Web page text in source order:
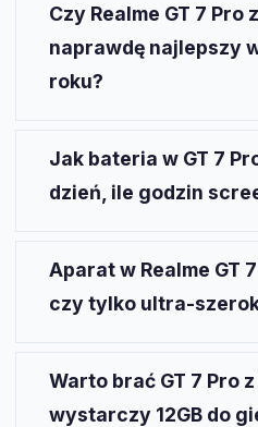
Czy Realme GT 7 Pro
naprawdę najlepszy
roku?
specyfikacje, zwłaszcza
indywidualnych potrzeb.
Jak bateria w GT 7
dzień, ile godzin
8-9 godzin screen on
Aparat w Realme GT
czy tylko ultra-
ultra-szerokokątny
Warto brać GT 7 Pro z
wystarczy 12GB do